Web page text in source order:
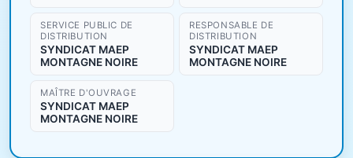
SERVICE PUBLIC DE
DISTRIBUTION
SYNDICAT MAEP
MONTAGNE NOIRE
RESPONSABLE DE
DISTRIBUTION
SYNDICAT MAEP
MONTAGNE NOIRE
MAÎTRE D'OUVRAGE
SYNDICAT MAEP
MONTAGNE NOIRE